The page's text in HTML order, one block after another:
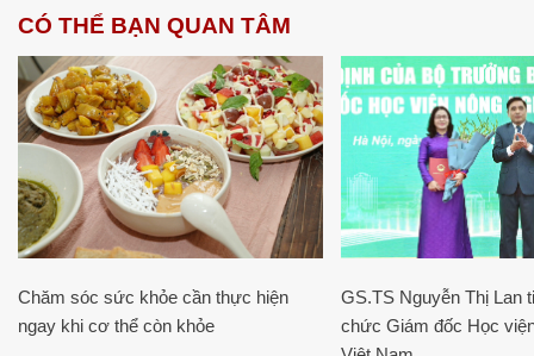
CÓ THỂ BẠN QUAN TÂM
Chăm sóc sức khỏe cần thực hiện
ngay khi cơ thể còn khỏe
GS.TS Nguyễn Thị Lan
chức Giám đốc Học